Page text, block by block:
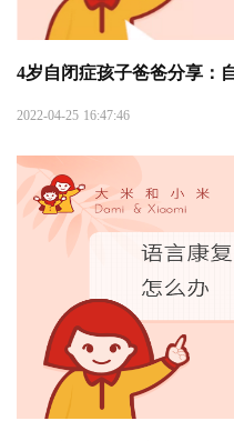
4岁自闭症孩子爸爸分享：
2022-04-25 16:47:46